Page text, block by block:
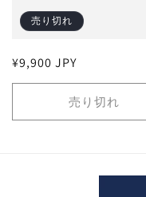
売り切れ
通
常
格
¥9,900 JPY
売り切れ